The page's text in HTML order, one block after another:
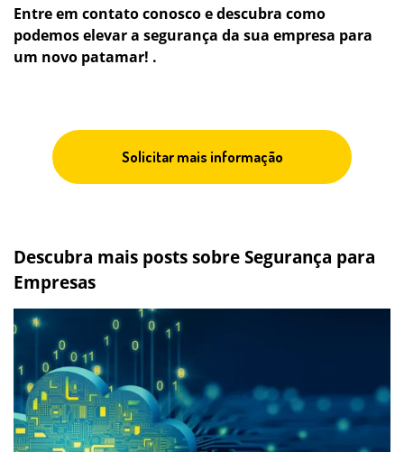
Entre em contato conosco e descubra como
podemos elevar a segurança da sua empresa para
um novo patamar! .
Solicitar mais informação
Descubra mais posts sobre Segurança para
Empresas